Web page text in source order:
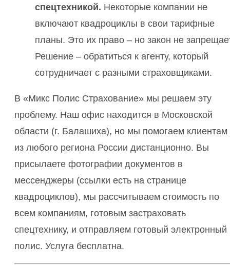
спецтехникой. Некоторые компании не
включают квадроциклы в свои тарифные
планы. Это их право – но закон не
Решение – обратиться к агенту, который
сотрудничает с разными страховщиками.
В «Микс Полис Страхование» мы решаем эту
проблему. Наш офис находится в Московской
области (г. Балашиха), но мы помогаем клиентам
из любого региона России дистанционно. Вы
присылаете фотографии документов в
мессенджеры (ссылки есть на странице
квадроциклов), мы рассчитываем стоимость по
всем компаниям, готовым застраховать
спецтехнику, и отправляем готовый электронный
полис. Услуга бесплатна.